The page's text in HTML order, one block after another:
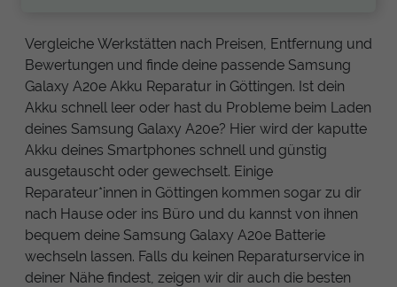
Vergleiche Werkstätten nach Preisen, Entfernung und
Bewertungen und finde deine passende Samsung
Galaxy A20e Akku Reparatur in Göttingen. Ist dein
Akku schnell leer oder hast du Probleme beim Laden
deines Samsung Galaxy A20e? Hier wird der kaputte
Akku deines Smartphones schnell und günstig
ausgetauscht oder gewechselt. Einige
Reparateur*innen in Göttingen kommen sogar zu dir
nach Hause oder ins Büro und du kannst von ihnen
bequem deine Samsung Galaxy A20e Batterie
wechseln lassen. Falls du keinen Reparaturservice in
deiner Nähe findest, zeigen wir dir auch die besten